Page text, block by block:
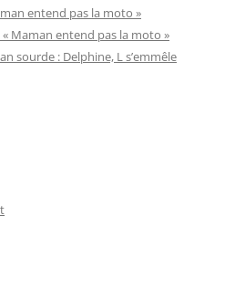
entend pas la moto »
« Maman entend pas la moto »
sourde : Delphine, L s’emmêle